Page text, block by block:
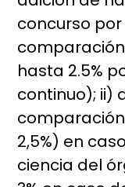
concurso
hasta 2.5%
continuo); ii)
2,5%) en
ciencia del